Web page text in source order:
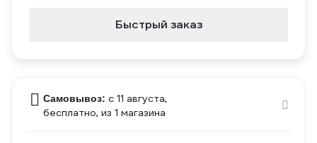
Быстрый заказ
Самовывоз: c 11 августа,
бесплатно, из 1 магазина